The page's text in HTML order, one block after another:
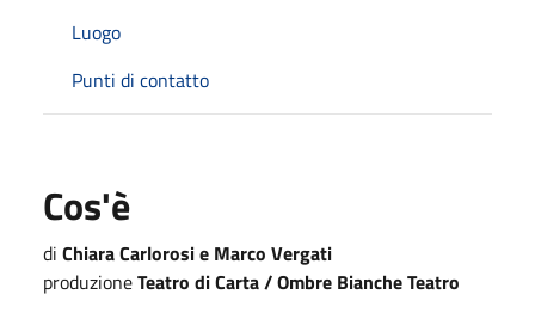
Luogo
Punti di contatto
Cos'è
di Chiara Carlorosi e Marco Vergati
produzioneTeatro di Carta / Ombre Bianche Teatro